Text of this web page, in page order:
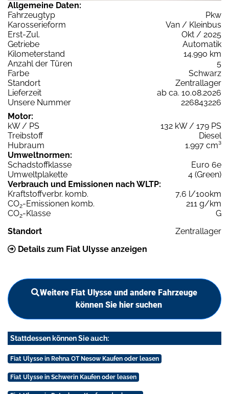
Allgemeine Daten:
Fahrzeugtyp
Pkw
Karosserieform
Van / Kleinbus
Erst-Zul.
Okt / 2025
Getriebe
Automatik
Kilometerstand
14.990 km
Anzahl der Türen
5
Farbe
Schwarz
Standort
Zentrallager
Lieferzeit
ab ca. 10.08.2026
Unsere Nummer
226843226
Motor:
kW / PS
132 kW / 179 PS
Treibstoff
Diesel
Hubraum
1.997 cm³
Umweltnormen:
Schadstoffklasse
Euro 6e
Umweltplakette
4 (Green)
Verbrauch und Emissionen nach WLTP:
Kraftstoffverbr. komb.
7,6 l/100km
CO2-Emissionen komb.
211 g/km
CO2-Klasse
G
Standort
Zentrallager
Details zum Fiat Ulysse anzeigen
Weitere Fiat Ulysse und andere Fahrzeuge
können Sie hier suchen
Stattdessen können Sie auch:
Fiat Ulysse in Rehna OT Nesow Kaufen oder leasen
Fiat Ulysse in Schwerin Kaufen oder leasen